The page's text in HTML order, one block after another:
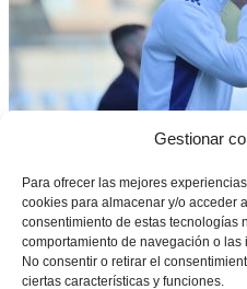
Gestionar
Para ofrecer las mejores
cookies para almacenar y/o acceder
consentimiento de estas tecnologías
comportamiento de navegación o las
No consentir o retirar el
ciertas características y funciones.
CONVOCATORIA OFICIAL: Estos
clasificación del Campeonato de